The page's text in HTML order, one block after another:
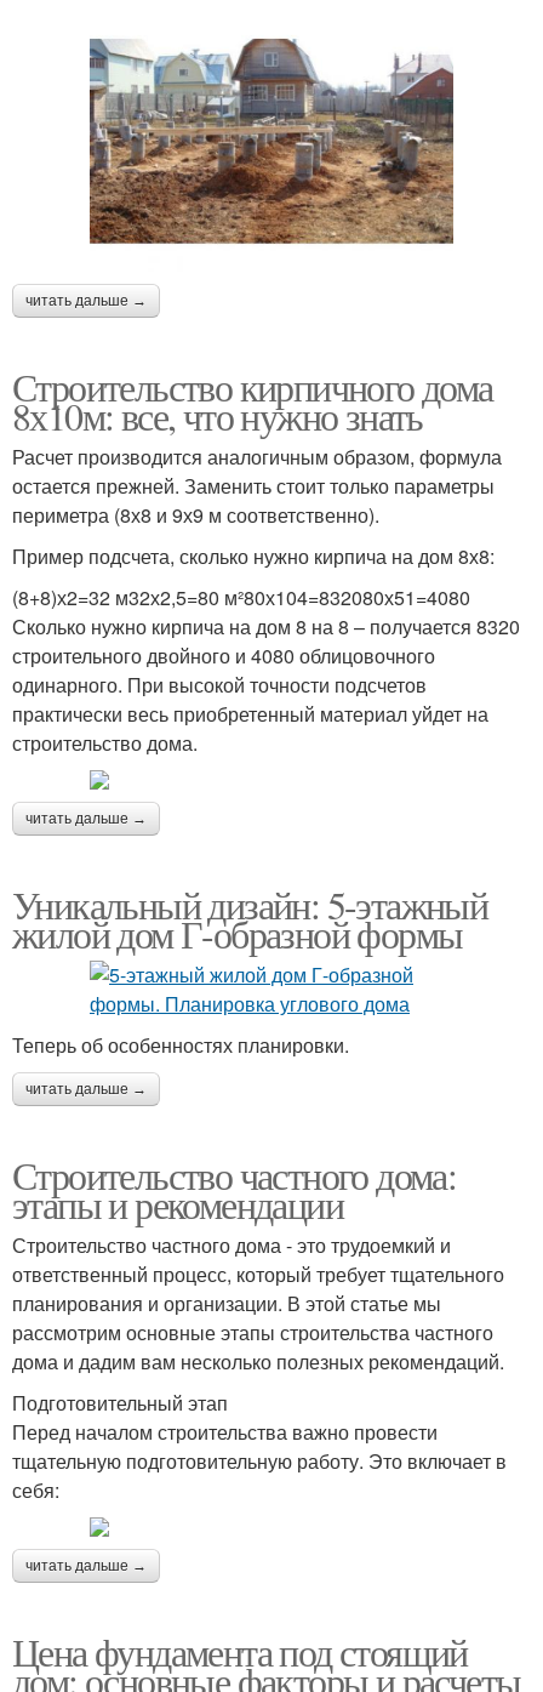
читать дальше →
Строительство кирпичного дома
8х10м: все, что нужно знать
Расчет производится аналогичным образом, формула
остается прежней. Заменить стоит только параметры
периметра (8х8 и 9х9 м соответственно).
Пример подсчета, сколько нужно кирпича на дом 8х8:
(8+8)х2=32 м32х2,5=80 м²80х104=832080х51=4080
Сколько нужно кирпича на дом 8 на 8 – получается 8320
строительного двойного и 4080 облицовочного
одинарного. При высокой точности подсчетов
практически весь приобретенный материал уйдет на
строительство дома.
читать дальше →
Уникальный дизайн: 5-этажный
жилой дом Г-образной формы
Теперь об особенностях планировки.
читать дальше →
Строительство частного дома:
этапы и рекомендации
Строительство частного дома - это трудоемкий и
ответственный процесс, который требует тщательного
планирования и организации. В этой статье мы
рассмотрим основные этапы строительства частного
дома и дадим вам несколько полезных рекомендаций.
Подготовительный этап
Перед началом строительства важно провести
тщательную подготовительную работу. Это включает в
себя:
читать дальше →
Цена фундамента под стоящий
дом: основные факторы и расчеты